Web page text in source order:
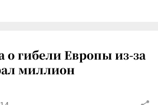
о гибели Европы из-за
миллион